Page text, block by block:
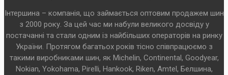
Інтершина – компанія, що займається оптовим продажем шин
з 2000 року. За цей час ми набули великого досвіду у
постачанні та стали одним із найбільших операторів на ринку
України. Протягом багатьох років тісно співпрацюємо з
такими виробниками шин, як Michelin, Continental, Goodyear,
Nokian, Yokohama, Pirelli, Hankook, Riken, Amtel, Белшина,